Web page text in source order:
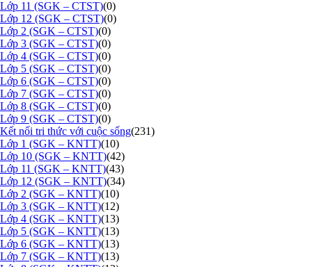
Lớp 11 (SGK – CTST)(0)
Lớp 12 (SGK – CTST)(0)
Lớp 2 (SGK – CTST)(0)
Lớp 3 (SGK – CTST)(0)
Lớp 4 (SGK – CTST)(0)
Lớp 5 (SGK – CTST)(0)
Lớp 6 (SGK – CTST)(0)
Lớp 7 (SGK – CTST)(0)
Lớp 8 (SGK – CTST)(0)
Lớp 9 (SGK – CTST)(0)
Kết nối tri thức với cuộc sống(231)
Lớp 1 (SGK – KNTT)(10)
Lớp 10 (SGK – KNTT)(42)
Lớp 11 (SGK – KNTT)(43)
Lớp 12 (SGK – KNTT)(34)
Lớp 2 (SGK – KNTT)(10)
Lớp 3 (SGK – KNTT)(12)
Lớp 4 (SGK – KNTT)(13)
Lớp 5 (SGK – KNTT)(13)
Lớp 6 (SGK – KNTT)(13)
Lớp 7 (SGK – KNTT)(13)